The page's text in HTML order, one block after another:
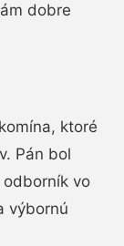
dobre
ktoré
Pán bol
vo
výbornú